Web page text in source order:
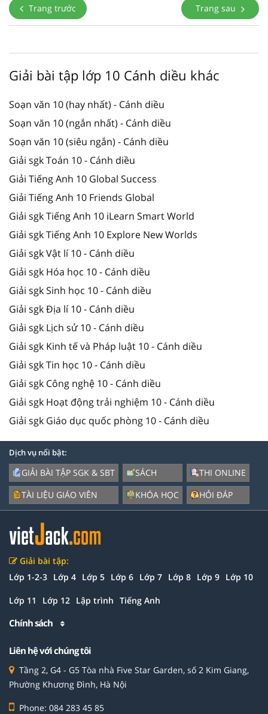
Trang trước Trang sau
Giải bài tập lớp 10 Cánh diều khác
Soạn văn 10 (hay nhất) - Cánh diều
Soạn văn 10 (ngắn nhất) - Cánh diều
Soạn văn 10 (siêu ngắn) - Cánh diều
Giải sgk Toán 10 - Cánh diều
Giải Tiếng Anh 10 Global Success
Giải Tiếng Anh 10 Friends Global
Giải sgk Tiếng Anh 10 iLearn Smart World
Giải sgk Tiếng Anh 10 Explore New Worlds
Giải sgk Vật lí 10 - Cánh diều
Giải sgk Hóa học 10 - Cánh diều
Giải sgk Sinh học 10 - Cánh diều
Giải sgk Địa lí 10 - Cánh diều
Giải sgk Lịch sử 10 - Cánh diều
Giải sgk Kinh tế và Pháp luật 10 - Cánh diều
Giải sgk Tin học 10 - Cánh diều
Giải sgk Công nghệ 10 - Cánh diều
Giải sgk Hoạt động trải nghiệm 10 - Cánh diều
Giải sgk Giáo dục quốc phòng 10 - Cánh diều
Dịch vụ nổi bật:
GIẢI BÀI TẬP SGK & SBT
TÀI LIỆU GIÁO VIÊN
SÁCH
KHÓA HỌC
THI ONLINE
HỎI ĐÁP
Giải bài tập:
Lớp 1-2-3 Lớp 4 Lớp 5 Lớp 6 Lớp 7 Lớp 8 Lớp 9 Lớp 10
Lớp 11 Lớp 12 Lập trình Tiếng Anh
Chính sách
Liên hệ với chúng tôi
Tầng 2, G4 - G5 Tòa nhà Five Star Garden, số 2 Kim Giang,
Phường Khương Đình, Hà Nội
Phone: 084 283 45 85